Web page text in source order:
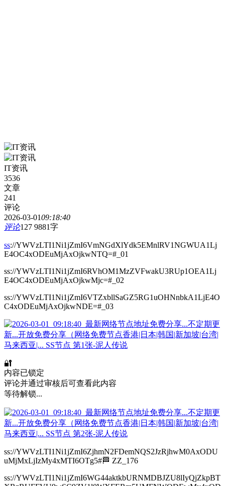
IT资讯
3536
文章
241
评论
2026-03-0109:18:40
评论127 9881字
ss://YWVzLTI1Ni1jZmI6VmNGdXlYdk5EMnlRV1NGWUA1Lj
E4OC4xODEuMjAxOjkwNTQ=#_01
ss://YWVzLTI1Ni1jZmI6RVhOM1MzZVFwakU3RUp1OEA1Lj
E4OC4xODEuMjAxOjkwMjc=#_02
ss://YWVzLTI1Ni1jZmI6VTZxbllSaGZ5RG1uOHNnbkA1LjE4O
C4xODEuMjAxOjkwNDE=#_03
🔐
内容已锁定
评论并通过审核后可查看此内容
等待解锁...
ss://YWVzLTI1Ni1jZmI6ZjhmN2FDemNQS2JzRjhwM0AxODU
uMjMxLjIzMy4xMTI6OTg5#🏁 ZZ_176
ss://YWVzLTI1Ni1jZmI6WG44aktkbURNMDBJZU8lIyQjZkpBT